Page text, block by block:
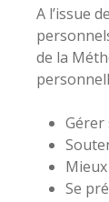
A l’issue
de la
Gérer
Se